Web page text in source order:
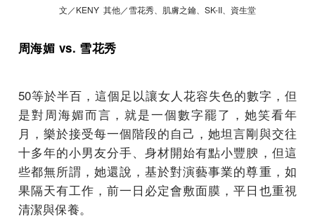
文／KENY 其他／雪花秀、肌膚之鑰、SK-II、資生堂
周海媚 vs. 雪花秀
50等於半百，這個足以讓女人花容失色的數字，但
是對周海媚而言，就是一個數字罷了，她笑看年
月，樂於接受每一個階段的自己，她坦言剛與交往
十多年的小男友分手、身材開始有點小豐腴，但這
些都無所謂，她還說，基於對演藝事業的尊重，如
果隔天有工作，前一日必定會敷面膜，平日也重視
清潔與保養。